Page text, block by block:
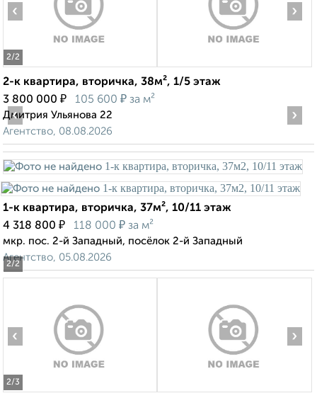
2/2
‹ ›
2-к квартира, вторичка, 38м², 1/5 этаж
3 800 000 ₽ 105 600 ₽ за м²
Дмитрия Ульянова 22
Агентство, 08.08.2026
2/2
‹ ›
1-к квартира, вторичка, 37м², 10/11 этаж
4 318 800 ₽ 118 000 ₽ за м²
мкр. пос. 2-й Западный, посёлок 2-й Западный
Агентство, 05.08.2026
2/3
‹ ›